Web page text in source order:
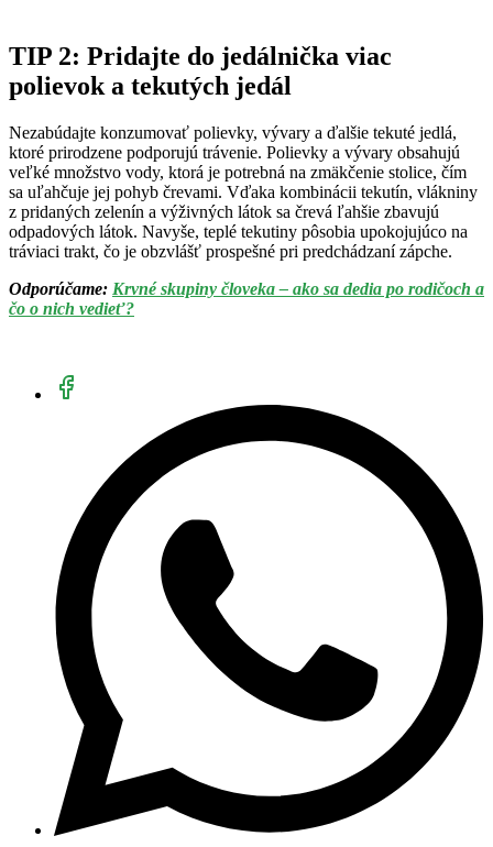
TIP 2: Pridajte do jedálnička viac
polievok a tekutých jedál
Nezabúdajte konzumovať polievky, vývary a ďalšie tekuté jedlá,
ktoré prirodzene podporujú trávenie. Polievky a vývary obsahujú
veľké množstvo vody, ktorá je potrebná na zmäkčenie stolice, čím
sa uľahčuje jej pohyb črevami. Vďaka kombinácii tekutín, vlákniny
z pridaných zelenín a výživných látok sa črevá ľahšie zbavujú
odpadových látok. Navyše, teplé tekutiny pôsobia upokojujúco na
tráviaci trakt, čo je obzvlášť prospešné pri predchádzaní zápche.
Odporúčame: Krvné skupiny človeka – ako sa dedia po rodičoch a
čo o nich vedieť?